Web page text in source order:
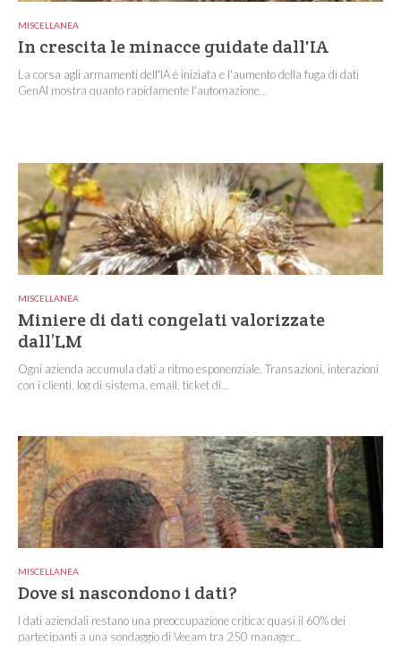
MISCELLANEA
In crescita le minacce guidate dall'IA
La corsa agli armamenti dell'IA è iniziata e l'aumento della fuga di dati
GenAI mostra quanto rapidamente l'automazione...
MISCELLANEA
Miniere di dati congelati valorizzate
dall’LM
Ogni azienda accumula dati a ritmo esponenziale. Transazioni, interazioni
con i clienti, log di sistema, email, ticket di...
MISCELLANEA
Dove si nascondono i dati?
I dati aziendali restano una preoccupazione critica: quasi il 60% dei
partecipanti a una sondaggio di Veeam tra 250 manager...